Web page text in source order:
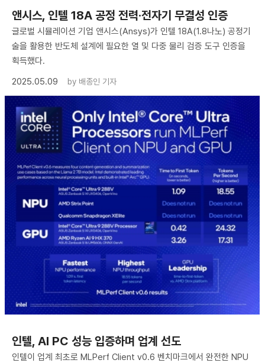
앤시스, 인텔 18A 공정 전력·전자기 무결성 인증
글로벌 시뮬레이션 기업 앤시스(Ansys)가 인텔 18A(1.8나노) 공정기
술을 활용한 반도체 설계에 필요한 열 및 다중 물리 검증 도구 인증을
획득했다.
2025.05.09
by 배종인 기자
인텔, AI PC 성능 입증하며 업계 선도
인텔이 업계 최초로 MLPerf Client v0.6 벤치마크에서 완전한 NPU